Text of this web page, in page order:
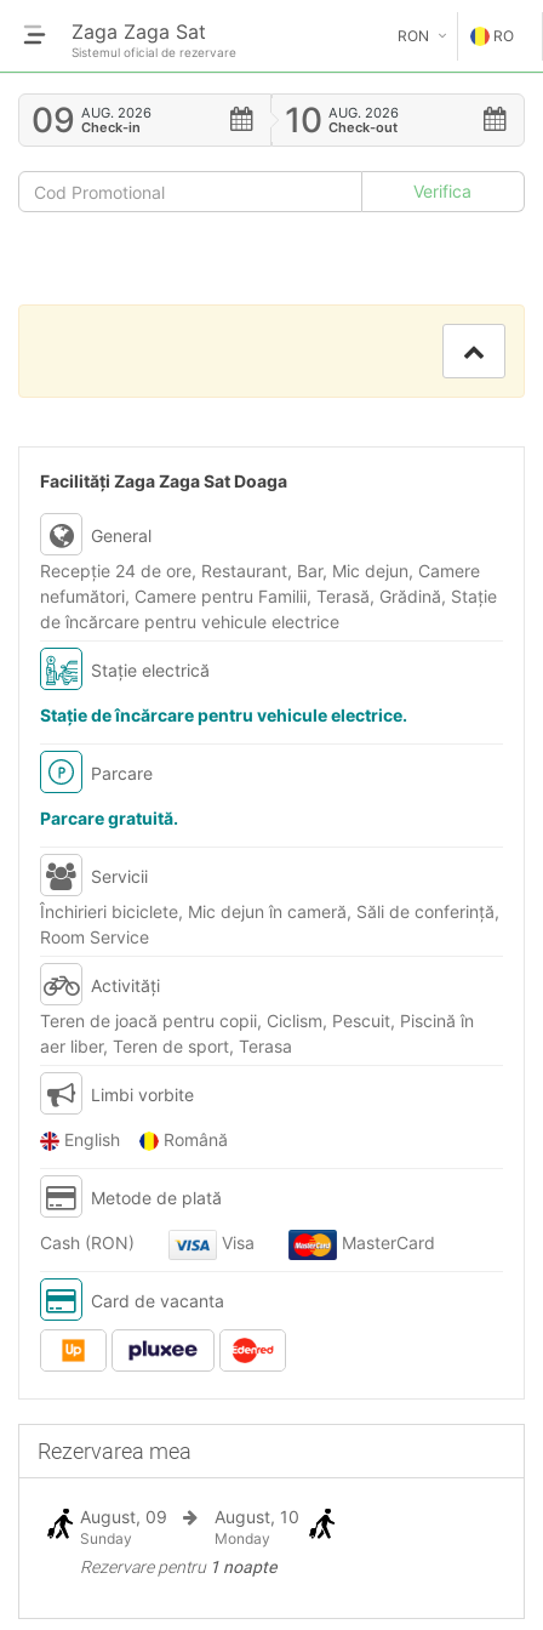
Zaga Zaga Sat
Sistemul oficial de rezervare
RON
€
$
£
RO
EN
GE
GR
RO
09 AUG. 2026
Check-in
10 AUG. 2026
Check-out
Facilități Zaga Zaga Sat Doaga
General
Recepţie 24 de ore, Restaurant, Bar, Mic dejun, Camere
nefumători, Camere pentru Familii, Terasă, Grădină, Stație
de încărcare pentru vehicule electrice
Stație electrică
Stație de încărcare pentru vehicule electrice.
Parcare
Parcare gratuită.
Servicii
Închirieri biciclete, Mic dejun în cameră, Săli de conferinţă,
Room Service
Activități
Teren de joacă pentru copii, Ciclism, Pescuit, Piscină în
aer liber, Teren de sport, Terasa
Limbi vorbite
English Română
Metode de plată
Cash (RON) Visa MasterCard
Card de vacanta
Rezervarea mea
August, 09
Sunday
August, 10
Monday
Rezervare pentru 1 noapte